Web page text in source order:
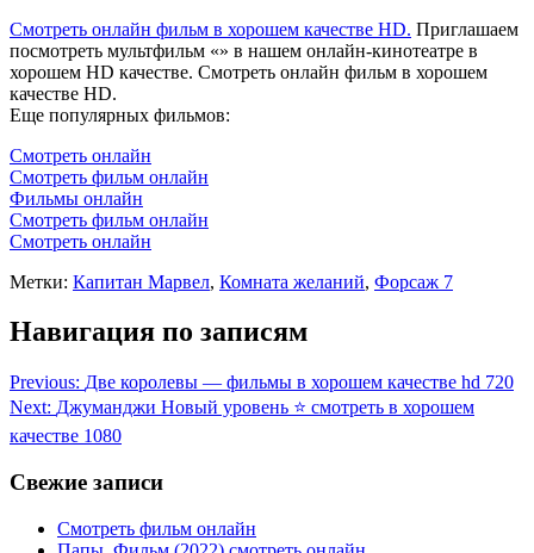
Смотреть онлайн фильм в хорошем качестве HD. Приглашаем
посмотреть мультфильм «» в нашем онлайн-кинотеатре в
хорошем HD качестве. Смотреть онлайн фильм в хорошем
качестве HD.
Еще популярных фильмов:
Смотреть онлайн
Смотреть фильм онлайн
Фильмы онлайн
Смотреть фильм онлайн
Смотреть онлайн
Метки: Капитан Марвел, Комната желаний, Форсаж 7
Навигация по записям
Previous: Две королевы — фильмы в хорошем качестве hd 720
Next: Джуманджи Новый уровень ⭐ смотреть в хорошем
качестве 1080
Свежие записи
Смотреть фильм онлайн